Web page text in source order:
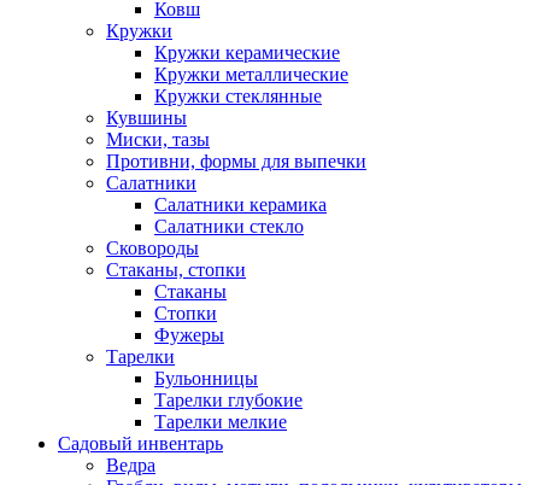
Ковш
Кружки
Кружки керамические
Кружки металлические
Кружки стеклянные
Кувшины
Миски, тазы
Противни, формы для выпечки
Салатники
Салатники керамика
Салатники стекло
Сковороды
Стаканы, стопки
Стаканы
Стопки
Фужеры
Тарелки
Бульонницы
Тарелки глубокие
Тарелки мелкие
Садовый инвентарь
Ведра